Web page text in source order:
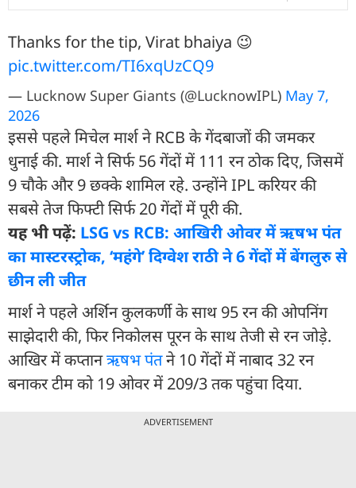
Thanks for the tip, Virat bhaiya 😉
pic.twitter.com/TI6xqUzCQ9
— Lucknow Super Giants (@LucknowIPL) May 7,
2026
इससे पहले मिचेल मार्श ने RCB के गेंदबाजों की जमकर
धुनाई की. मार्श ने सिर्फ 56 गेंदों में 111 रन ठोक दिए, जिसमें
9 चौके और 9 छक्के शामिल रहे. उन्होंने IPL करियर की
सबसे तेज फिफ्टी सिर्फ 20 गेंदों में पूरी की.
यह भी पढ़ें: LSG vs RCB: आखिरी ओवर में ऋषभ पंत
का मास्टरस्ट्रोक, ‘महंगे’ द‍िग्वेश राठी ने 6 गेंदों में बेंगलुरु से
छीन ली जीत
मार्श ने पहले अर्शिन कुलकर्णी के साथ 95 रन की ओपनिंग
साझेदारी की, फिर निकोलस पूरन के साथ तेजी से रन जोड़े.
आखिर में कप्तानऋषभ पंतने 10 गेंदों में नाबाद 32 रन
बनाकर टीम को 19 ओवर में 209/3 तक पहुंचा दिया.
ADVERTISEMENT